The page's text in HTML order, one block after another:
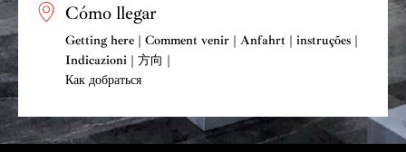
Luisa Fernanda, prometida ya con Vidal, y Javier, que
sigue en relaciones con la Duquesa. En el ambiente de
la romería, Mariana y Rosita se encargan de atender un
puesto dedicado a la recaudación de limosnas para el
se cuenta Javier de paisano, se mezclan en la verbena en
Cómo llegar
Getting here | Comment venir | Anfahrt | instruções |
Indicazioni | 方向 |
Как добраться